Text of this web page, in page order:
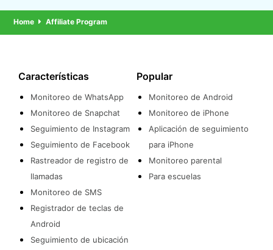
Home Affiliate Program
Características
Monitoreo de WhatsApp
Monitoreo de Snapchat
Seguimiento de Instagram
Seguimiento de Facebook
Rastreador de registro de
llamadas
Monitoreo de SMS
Registrador de teclas de
Android
Seguimiento de ubicación
Popular
Monitoreo de Android
Monitoreo de iPhone
Aplicación de seguimiento
para iPhone
Monitoreo parental
Para escuelas